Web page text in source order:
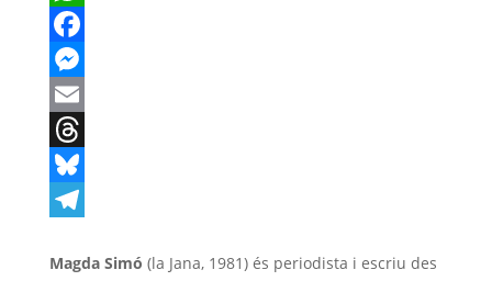
WhatsApp
Facebook
Messenger
Email
Threads
Bluesky
Magda Simó (la Jana, 1981) és periodista i escriu des